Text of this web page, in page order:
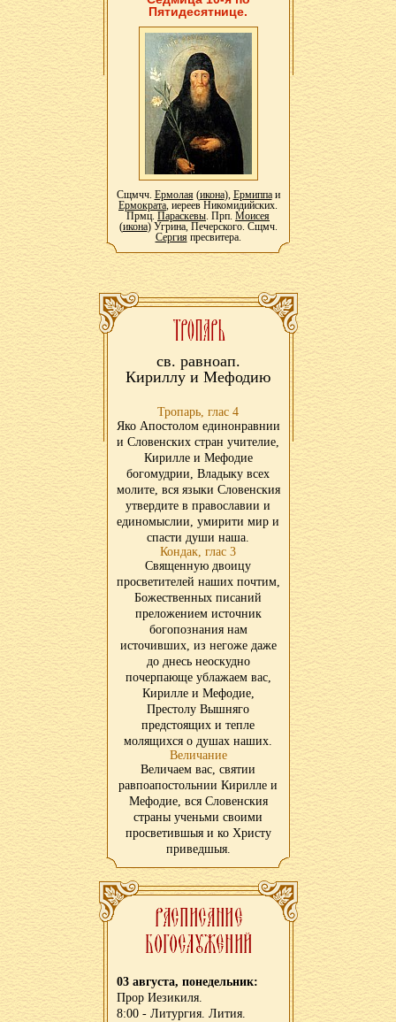
Пятидесятнице.
Сщмчч. Ермолая(икона), Ермиппаи
Ермократа, иереев Никомидийских.
Прмц. Параскевы. Прп. Моисея
(икона) Угрина, Печерского. Сщмч.
Сергияпресвитера.
св. равноап.
Кириллу и Мефодию
Тропарь, глас 4
Яко Апостолом единонравнии
и Словенских стран учителие,
Кирилле и Мефодие
богомудрии, Владыку всех
молите, вся языки Словенския
утвердите в православии и
единомыслии, умирити мир и
спасти души наша.
Кондак, глас 3
Священную двоицу
просветителей наших почтим,
Божественных писаний
преложением источник
богопознания нам
источивших, из негоже даже
до днесь неоскудно
почерпающе ублажаем вас,
Кирилле и Мефодие,
Престолу Вышняго
предстоящих и тепле
молящихся о душах наших.
Величание
Величаем вас, святии
равпоапостольнии Кирилле и
Мефодие, вся Словенския
страны ученьми своими
просветившыя и ко Христу
приведшыя.
03 августа, понедельник:
Прор Иезикиля.
8:00 - Литургия. Лития.